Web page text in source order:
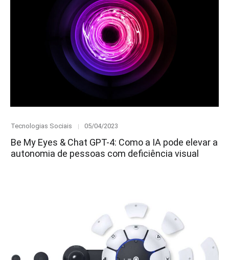
Category
Tecnologias Sociais
Posted
05/04/2023
Be My Eyes & Chat GPT-4: Como a IA pode elevar a
autonomia de pessoas com deficiência visual